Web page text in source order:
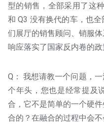
型的销售，全部采用了这
和 Q3 没有换代的车，也
们展厅的销售顾问、销服
响应落实了国家反内卷的政
Q： 我想请教一个问题，
个年头，您也是经常提及
合，它不是简单的一个硬
合的？在融合的过程中会